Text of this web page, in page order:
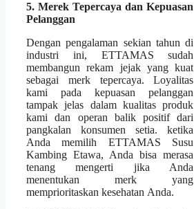
5. Merek Tepercaya dan Kepuasan
Pelanggan
Dengan pengalaman sekian tahun di
industri ini, ETTAMAS sudah
membangun rekam jejak yang kuat
sebagai merk tepercaya. Loyalitas
kami pada kepuasan pelanggan
tampak jelas dalam kualitas produk
kami dan operan balik positif dari
pangkalan konsumen setia. ketika
Anda memilih ETTAMAS Susu
Kambing Etawa, Anda bisa merasa
tenang mengerti jika Anda
menentukan merk yang
memprioritaskan kesehatan Anda.